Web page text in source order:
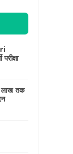
तक